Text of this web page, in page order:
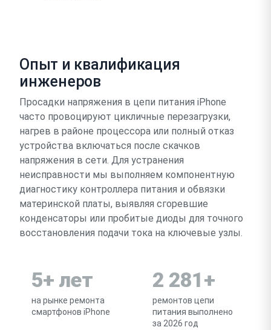
Опыт и квалификация
инженеров
Просадки напряжения в цепи питания iPhone
часто провоцируют цикличные перезагрузки,
нагрев в районе процессора или полный отказ
устройства включаться после скачков
напряжения в сети. Для устранения
неисправности мы выполняем компонентную
диагностику контроллера питания и обвязки
материнской платы, выявляя сгоревшие
конденсаторы или пробитые диоды для точного
восстановления подачи тока на ключевые узлы.
5+ лет
на рынке ремонта
смартфонов iPhone
2 281+
ремонтов цепи
питания выполнено
за 2026 год